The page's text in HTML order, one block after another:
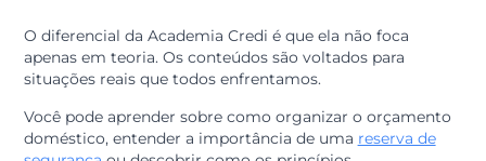
Quando você acessa a Academia Credi, encontra
conteúdos pensados para facilitar sua rotina,
caminhos para que seu dinheiro renda mais e seus
sonhos fiquem cada vez mais próximos da realidade.